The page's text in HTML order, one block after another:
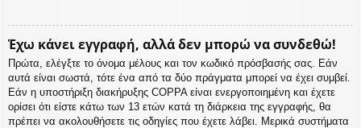
Έχω κάνει εγγραφή, αλλά δεν μπορώ να συνδεθώ!
Πρώτα, ελέγξτε το όνομα μέλους και τον κωδικό πρόσβασής σας. Εάν
αυτά είναι σωστά, τότε ένα από τα δύο πράγματα μπορεί να έχει συμβεί.
Εάν η υποστήριξη διακήρυξης COPPA είναι ενεργοποιημένη και έχετε
ορίσει ότι είστε κάτω των 13 ετών κατά τη διάρκεια της εγγραφής, θα
πρέπει να ακολουθήσετε τις οδηγίες που έχετε λάβει. Μερικά συστήματα